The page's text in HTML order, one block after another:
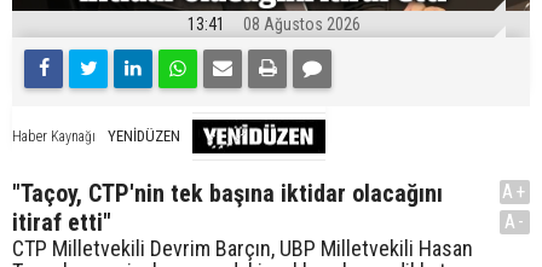
13:41 08 Ağustos 2026
Haber Kaynağı YENİDÜZEN
"Taçoy, CTP'nin tek başına iktidar olacağını
itiraf etti"
CTP Milletvekili Devrim Barçın, UBP Milletvekili Hasan
A+
A-